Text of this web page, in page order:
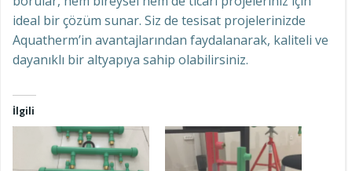
ideal bir çözüm sunar. Siz de tesisat projelerinizde
Aquatherm’in avantajlarından faydalanarak, kaliteli ve
dayanıklı bir altyapıya sahip olabilirsiniz.
İlgili